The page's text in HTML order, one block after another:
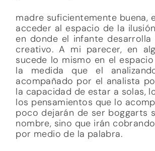
madre suficientemente buena,
acceder al espacio de la
en donde el infante desarrolla
creativo. A mi parecer, en
sucede lo mismo en el
la medida que el
acompañado por el analista
la capacidad de estar a solas,
los pensamientos que lo
poco dejarán de ser boggarts
nombre, sino que irán
por medio de la palabra.